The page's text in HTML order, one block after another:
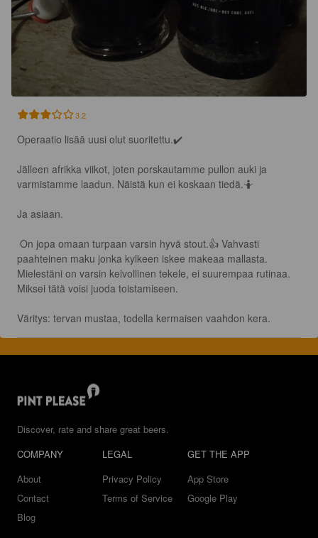
3.2
Operaatio lisää uusi olut suoritettu.✔️
Jälleen afrikka viikot, joten porskautamme pullon auki ja
varmistamme laadun. Näistä kun ei koskaan tiedä.🤷
Ja asiaan.
paahteinen maku jonka kylkeen iskee makeaa mallasta.
Mielestäni on varsin kelvollinen tekele, ei suurempaa rutinaa.
Miksei tätä voisi juoda toistamiseen.
Väritys: tervan mustaa, todella kermaisen vaahdon kera.
Discover, rate and share great beers.
COMPANY
About
Contact
Blog
LEGAL
Privacy Policy
Terms of Service
GET THE APP
App Store
Google Play